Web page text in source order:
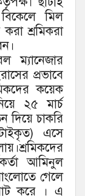
মিল
শ্রমিকরা
ম্যানেজার
প্রভাবে
কয়েক
২৫ মার্চ
চাকরি
এসে
আমিনুল
গেলে
করে । এ